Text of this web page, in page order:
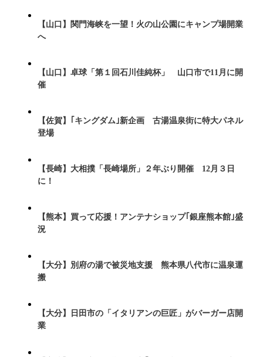
【山口】関門海峡を一望！火の山公園にキャンプ場開業
へ
【山口】卓球「第１回石川佳純杯」 山口市で11月に開
催
【佐賀】｢キングダム｣新企画 古湯温泉街に特大パネル
登場
【長崎】大相撲「長崎場所」２年ぶり開催 12月３日
に！
【熊本】買って応援！アンテナショップ｢銀座熊本館｣盛
況
【大分】別府の湯で被災地支援 熊本県八代市に温泉運
搬
【大分】日田市の「イタリアンの巨匠」がバーガー店開
業